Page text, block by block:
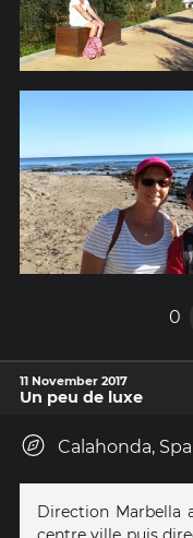
0
11 November 2017
Un peu de luxe
Calahonda,
Direction Marbella